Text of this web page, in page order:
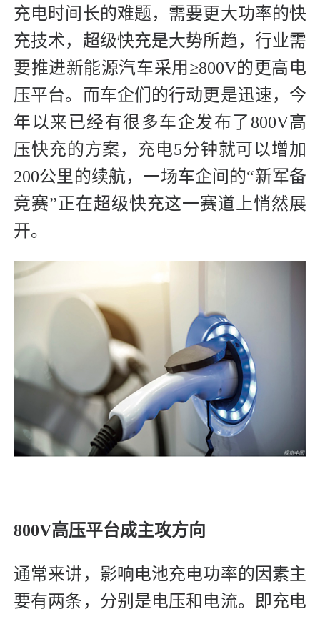
充电时间长的难题，需要更大功率的快
充技术，超级快充是大势所趋，行业需
要推进新能源汽车采用≥800V的更高电
压平台。而车企们的行动更是迅速，今
年以来已经有很多车企发布了800V高
压快充的方案，充电5分钟就可以增加
200公里的续航，一场车企间的“新军备
竞赛”正在超级快充这一赛道上悄然展
开。
800V高压平台成主攻方向
通常来讲，影响电池充电功率的因素主
要有两条，分别是电压和电流。即充电